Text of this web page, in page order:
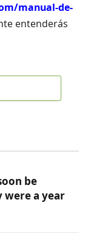
manual-de-
entenderás
be
were a year